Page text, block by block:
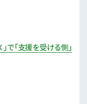
で「支援を受ける側」